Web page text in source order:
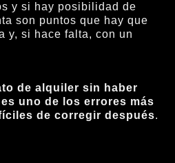
y si hay posibilidad de
son puntos que hay que
y, si hace falta, con un
de alquiler sin haber
uno de los errores más
de corregir después.